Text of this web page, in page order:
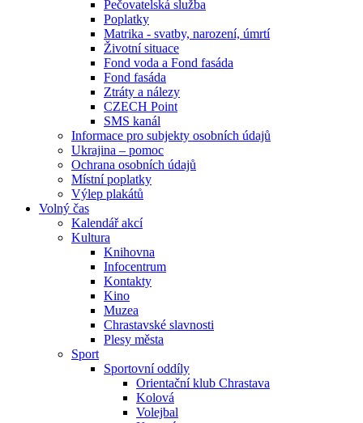
Pečovatelská služba
Poplatky
Matrika - svatby, narození, úmrtí
Životní situace
Fond voda a Fond fasáda
Fond fasáda
Ztráty a nálezy
CZECH Point
SMS kanál
Informace pro subjekty osobních údajů
Ukrajina – pomoc
Ochrana osobních údajů
Místní poplatky
Výlep plakátů
Volný čas
Kalendář akcí
Kultura
Knihovna
Infocentrum
Kontakty
Kino
Muzea
Chrastavské slavnosti
Plesy města
Sport
Sportovní oddíly
Orientační klub Chrastava
Kolová
Volejbal